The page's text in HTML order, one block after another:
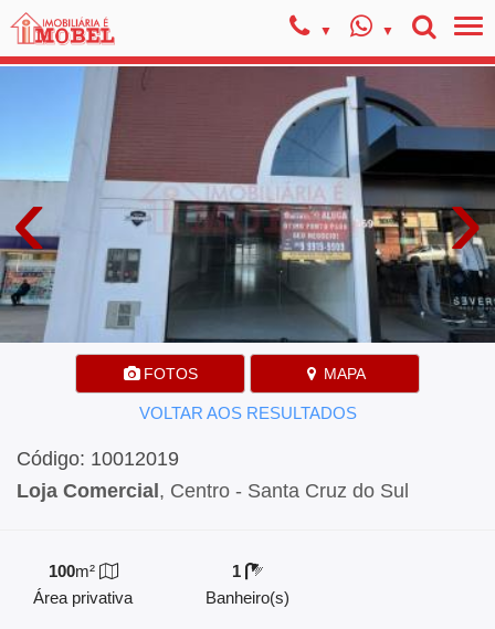
‹ ›
FOTOS MAPA
VOLTAR AOS RESULTADOS
Código: 10012019
Loja Comercial , Centro - Santa Cruz do Sul
100m²
Área privativa
1
Banheiro(s)